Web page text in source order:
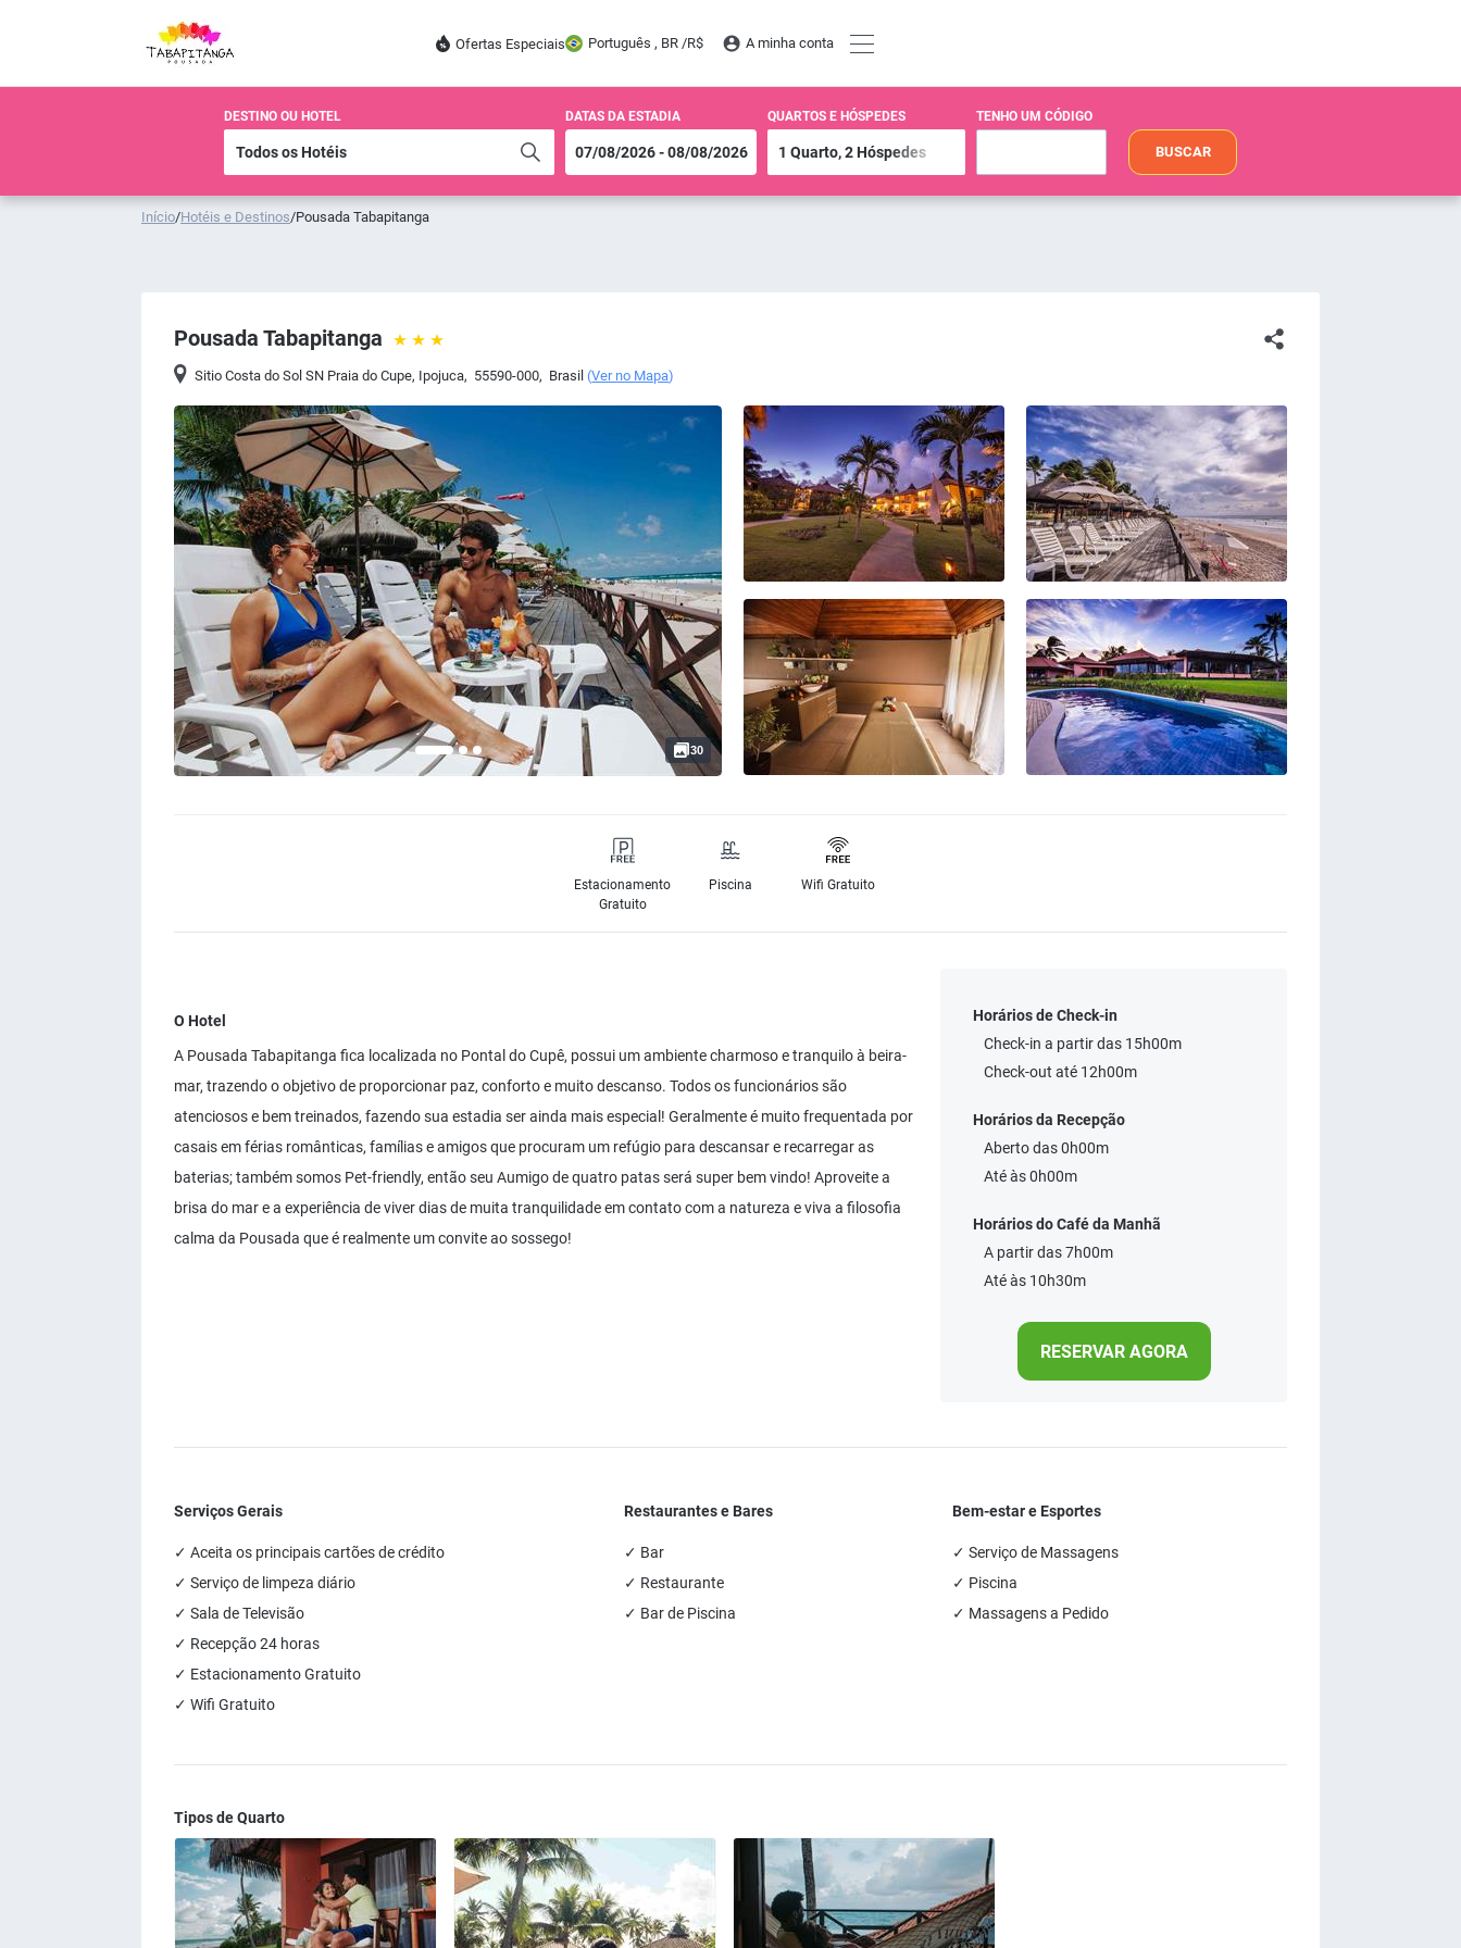
Ofertas Especiais Português , BR /R$ A minha conta
DESTINO OU HOTEL DATAS DA ESTADIA QUARTOS E HÓSPEDES TENHO UM CÓDIGO
BUSCAR
Início/Hotéis e Destinos/Pousada Tabapitanga
Pousada Tabapitanga
Sitio Costa do Sol SN Praia do Cupe, Ipojuca, 55590-000, Brasil (Ver no Mapa)
30
Estacionamento
Gratuito
Piscina Wifi Gratuito
O Hotel
A Pousada Tabapitanga fica localizada no Pontal do Cupê, possui um ambiente charmoso e tranquilo à beira-
mar, trazendo o objetivo de proporcionar paz, conforto e muito descanso. Todos os funcionários são
atenciosos e bem treinados, fazendo sua estadia ser ainda mais especial! Geralmente é muito frequentada por
casais em férias românticas, famílias e amigos que procuram um refúgio para descansar e recarregar as
baterias; também somos Pet-friendly, então seu Aumigo de quatro patas será super bem vindo! Aproveite a
brisa do mar e a experiência de viver dias de muita tranquilidade em contato com a natureza e viva a filosofia
calma da Pousada que é realmente um convite ao sossego!
Horários de Check-in
Check-in a partir das 15h00m
Check-out até 12h00m
Horários da Recepção
Aberto das 0h00m
Até às 0h00m
Horários do Café da Manhã
A partir das 7h00m
Até às 10h30m
RESERVAR AGORA
Serviços Gerais
✓ Aceita os principais cartões de crédito
✓ Serviço de limpeza diário
✓ Sala de Televisão
✓ Recepção 24 horas
✓ Estacionamento Gratuito
✓ Wifi Gratuito
Restaurantes e Bares
✓ Bar
✓ Restaurante
✓ Bar de Piscina
Bem-estar e Esportes
✓ Serviço de Massagens
✓ Piscina
✓ Massagens a Pedido
Tipos de Quarto